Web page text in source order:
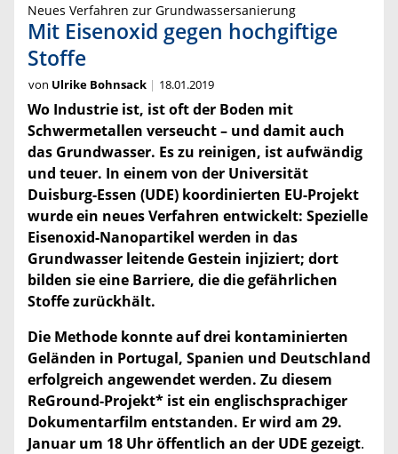
Neues Verfahren zur Grundwassersanierung
Mit Eisenoxid gegen hochgiftige
Stoffe
von Ulrike Bohnsack 18.01.2019
Wo Industrie ist, ist oft der Boden mit
Schwermetallen verseucht – und damit auch
das Grundwasser. Es zu reinigen, ist aufwändig
und teuer. In einem von der Universität
Duisburg-Essen (UDE) koordinierten EU-Projekt
wurde ein neues Verfahren entwickelt: Spezielle
Eisenoxid-Nanopartikel werden in das
Grundwasser leitende Gestein injiziert; dort
bilden sie eine Barriere, die die gefährlichen
Stoffe zurückhält.
Die Methode konnte auf drei kontaminierten
Geländen in Portugal, Spanien und Deutschland
erfolgreich angewendet werden. Zu diesem
ReGround-Projekt* ist ein englischsprachiger
Dokumentarfilm entstanden. Er wird am 29.
Januar um 18 Uhr öffentlich an der UDE gezeigt.